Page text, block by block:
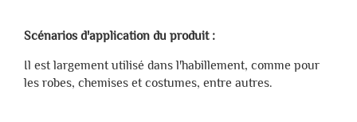
Scénarios d'application du produit :
Il est largement utilisé dans l'habillement, comme pour
les robes, chemises et costumes, entre autres.